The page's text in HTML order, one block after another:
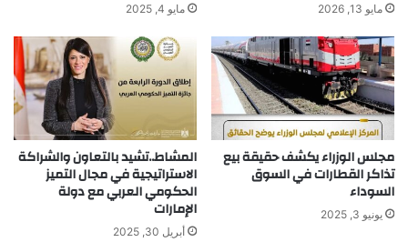
مايو 13, 2026 مايو 4, 2025
مجلس الوزراء يكشف حقيقة بيع
تذاكر القطارات في السوق
السوداء
يونيو 3, 2025
المشاط..تشيد بالتعاون والشراكة
الاستراتيجية في مجال التميز
الحكومي العربي مع دولة
الإمارات
أبريل 30, 2025